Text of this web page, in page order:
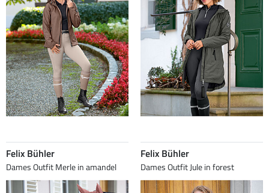
Felix Bühler
Dames Outfit Merle in amandel
Felix Bühler
Dames Outfit Jule in forest